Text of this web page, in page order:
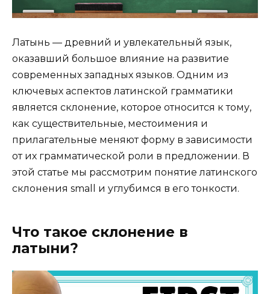
Латынь — древний и увлекательный язык,
оказавший большое влияние на развитие
современных западных языков. Одним из
ключевых аспектов латинской грамматики
является склонение, которое относится к тому,
как существительные, местоимения и
прилагательные меняют форму в зависимости
от их грамматической роли в предложении. В
этой статье мы рассмотрим понятие латинского
склонения small и углубимся в его тонкости.
Что такое склонение в
латыни?